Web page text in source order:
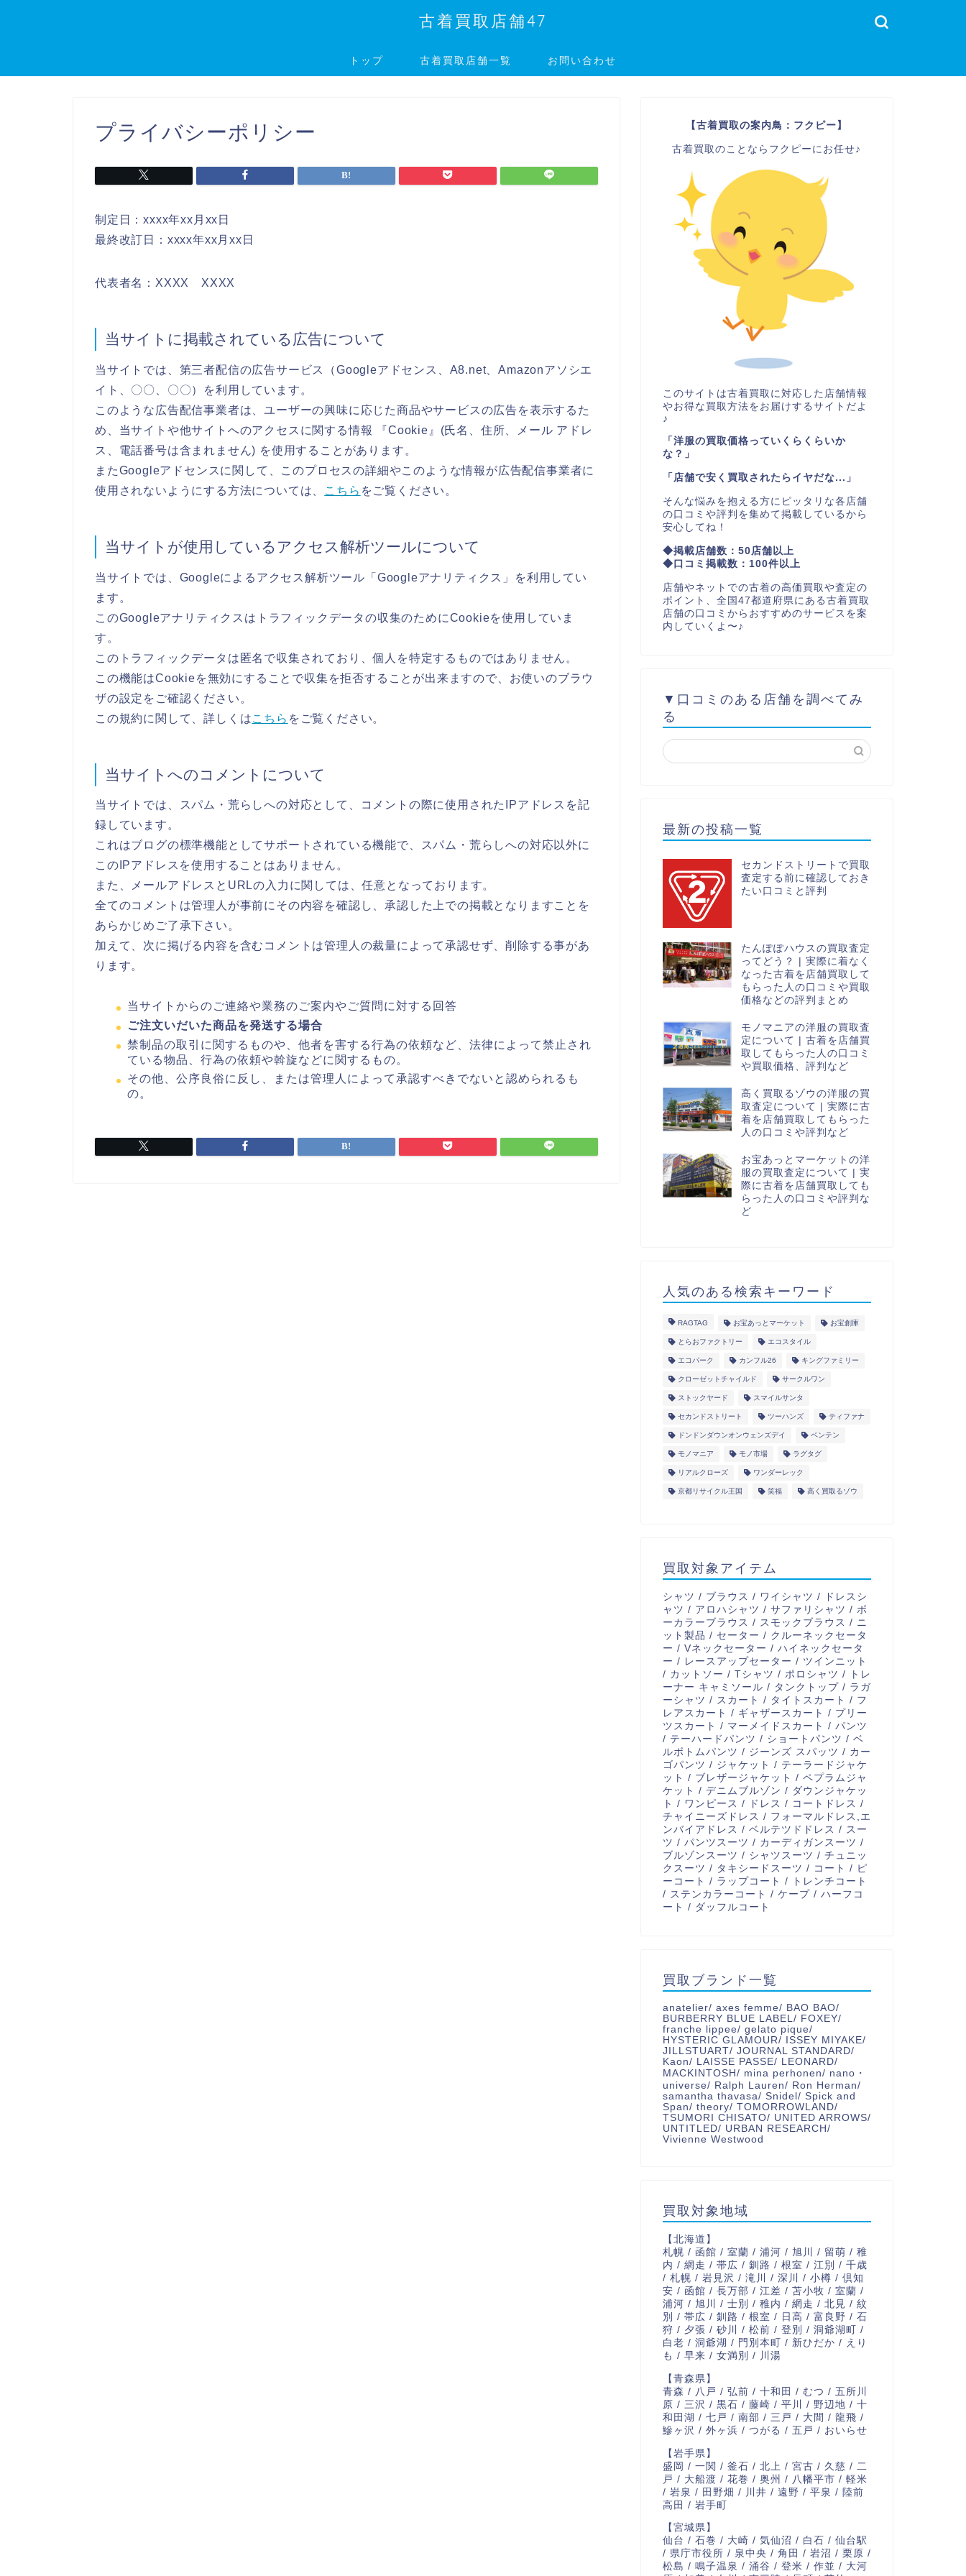
古着買取店舗47
トップ 古着買取店舗一覧 お問い合わせ
プライバシーポリシー
制定日：xxxx年xx月xx日
最終改訂日：xxxx年xx月xx日
代表者名：XXXX XXXX
当サイトに掲載されている広告について
当サイトでは、第三者配信の広告サービス（Googleアドセンス、A8.net、Amazonアソシエ
イト、〇〇、〇〇）を利用しています。
このような広告配信事業者は、ユーザーの興味に応じた商品やサービスの広告を表示するた
め、当サイトや他サイトへのアクセスに関する情報 『Cookie』(氏名、住所、メール アドレ
ス、電話番号は含まれません) を使用することがあります。
またGoogleアドセンスに関して、このプロセスの詳細やこのような情報が広告配信事業者に
使用されないようにする方法については、
こちら をご覧ください。
当サイトが使用しているアクセス解析ツールについて
当サイトでは、Googleによるアクセス解析ツール「Googleアナリティクス」を利用してい
ます。
このGoogleアナリティクスはトラフィックデータの収集のためにCookieを使用していま
す。
このトラフィックデータは匿名で収集されており、個人を特定するものではありません。
この機能はCookieを無効にすることで収集を拒否することが出来ますので、お使いのブラウ
ザの設定をご確認ください。
この規約に関して、詳しくはこちら をご覧ください。
当サイトへのコメントについて
当サイトでは、スパム・荒らしへの対応として、コメントの際に使用されたIPアドレスを記
録しています。
これはブログの標準機能としてサポートされている機能で、スパム・荒らしへの対応以外に
このIPアドレスを使用することはありません。
また、メールアドレスとURLの入力に関しては、任意となっております。
全てのコメントは管理人が事前にその内容を確認し、承認した上での掲載となりますことを
あらかじめご了承下さい。
加えて、次に掲げる内容を含むコメントは管理人の裁量によって承認せず、削除する事があ
ります。
当サイトからのご連絡や業務のご案内やご質問に対する回答
ご注文いだいた商品を発送する場合
禁制品の取引に関するものや、他者を害する行為の依頼など、法律によって禁止され
ている物品、行為の依頼や斡旋などに関するもの。
その他、公序良俗に反し、または管理人によって承認すべきでないと認められるも
の。
【古着買取の案内鳥：フクピー】
古着買取のことならフクピーにお任せ♪
このサイトは古着買取に対応した店舗情報
やお得な買取方法をお届けするサイトだよ
♪
「洋服の買取価格っていくらくらいか
な？」
「店舗で安く買取されたらイヤだな...」
そんな悩みを抱える方にピッタリな各店舗
の口コミや評判を集めて掲載しているから
安心してね！
◆掲載店舗数：50店舗以上
◆口コミ掲載数：100件以上
店舗やネットでの古着の高価買取や査定の
ポイント、全国47都道府県にある古着買取
店舗の口コミからおすすめのサービスを案
内していくよ〜♪
▼口コミのある店舗を調べてみ
る
最新の投稿一覧
セカンドストリートで買取
査定する前に確認しておき
たい口コミと評判
たんぽぽハウスの買取査定
ってどう？ | 実際に着なく
なった古着を店舗買取して
もらった人の口コミや買取
価格などの評判まとめ
モノマニアの洋服の買取査
定について | 古着を店舗買
取してもらった人の口コミ
や買取価格、評判など
高く買取るゾウの洋服の買
取査定について | 実際に古
着を店舗買取してもらった
人の口コミや評判など
お宝あっとマーケットの洋
服の買取査定について | 実
際に古着を店舗買取しても
らった人の口コミや評判な
ど
人気のある検索キーワード
RAGTAG お宝あっとマーケット お宝創庫
とらおファクトリー エコスタイル
エコパーク カンフル26 キングファミリー
クローゼットチャイルド サークルワン
ストックヤード スマイルサンタ
セカンドストリート ツーハンズ ティファナ
ドンドンダウンオンウェンズデイ ベンテン
モノマニア モノ市場 ラグタグ
リアルクローズ ワンダーレック
京都リサイクル王国 笑福 高く買取るゾウ
買取対象アイテム
シャツ / ブラウス / ワイシャツ / ドレスシ
ャツ / アロハシャツ / サファリシャツ / ボ
ーカラーブラウス / スモックブラウス / ニ
ット製品 / セーター / クルーネックセータ
ー / Vネックセーター / ハイネックセータ
ー / レースアップセーター / ツインニット
/ カットソー / Tシャツ / ポロシャツ / トレ
ーナー キャミソール / タンクトップ / ラガ
ーシャツ / スカート / タイトスカート / フ
レアスカート / ギャザースカート / プリー
ツスカート / マーメイドスカート / パンツ
/ テーハードパンツ / ショートパンツ / ベ
ルボトムパンツ / ジーンズ スパッツ / カー
ゴパンツ / ジャケット / テーラードジャケ
ット / ブレザージャケット / ペプラムジャ
ケット / デニムブルゾン / ダウンジャケッ
ト / ワンピース / ドレス / コートドレス /
チャイニーズドレス / フォーマルドレス,エ
ンバイアドレス / ベルテツドドレス / スー
ツ / パンツスーツ / カーディガンスーツ /
ブルゾンスーツ / シャツスーツ / チュニッ
クスーツ / タキシードスーツ / コート / ピ
ーコート / ラップコート / トレンチコート
/ ステンカラーコート / ケープ / ハーフコ
ート / ダッフルコート
買取ブランド一覧
anatelier/ axes femme/ BAO BAO/
BURBERRY BLUE LABEL/ FOXEY/
franche lippee/ gelato pique/
HYSTERIC GLAMOUR/ ISSEY MIYAKE/
JILLSTUART/ JOURNAL STANDARD/
Kaon/ LAISSE PASSE/ LEONARD/
MACKINTOSH/ mina perhonen/ nano・
universe/ Ralph Lauren/ Ron Herman/
samantha thavasa/ Snidel/ Spick and
Span/ theory/ TOMORROWLAND/
TSUMORI CHISATO/ UNITED ARROWS/
UNTITLED/ URBAN RESEARCH/
Vivienne Westwood
買取対象地域
【北海道】
札幌 / 函館 / 室蘭 / 浦河 / 旭川 / 留萌 / 稚
内 / 網走 / 帯広 / 釧路 / 根室 / 江別 / 千歳
/ 札幌 / 岩見沢 / 滝川 / 深川 / 小樽 / 倶知
安 / 函館 / 長万部 / 江差 / 苫小牧 / 室蘭 /
浦河 / 旭川 / 士別 / 稚内 / 網走 / 北見 / 紋
別 / 帯広 / 釧路 / 根室 / 日高 / 富良野 / 石
狩 / 夕張 / 砂川 / 松前 / 登別 / 洞爺湖町 /
白老 / 洞爺湖 / 門別本町 / 新ひだか / えり
も / 早来 / 女満別 / 川湯
【青森県】
青森 / 八戸 / 弘前 / 十和田 / むつ / 五所川
原 / 三沢 / 黒石 / 藤崎 / 平川 / 野辺地 / 十
和田湖 / 七戸 / 南部 / 三戸 / 大間 / 龍飛 /
鰺ヶ沢 / 外ヶ浜 / つがる / 五戸 / おいらせ
【岩手県】
盛岡 / 一関 / 釜石 / 北上 / 宮古 / 久慈 / 二
戸 / 大船渡 / 花巻 / 奥州 / 八幡平市 / 軽米
/ 岩泉 / 田野畑 / 川井 / 遠野 / 平泉 / 陸前
高田 / 岩手町
【宮城県】
仙台 / 石巻 / 大崎 / 気仙沼 / 白石 / 仙台駅
/ 県庁市役所 / 泉中央 / 角田 / 岩沼 / 栗原 /
松島 / 鳴子温泉 / 涌谷 / 登米 / 作並 / 大河